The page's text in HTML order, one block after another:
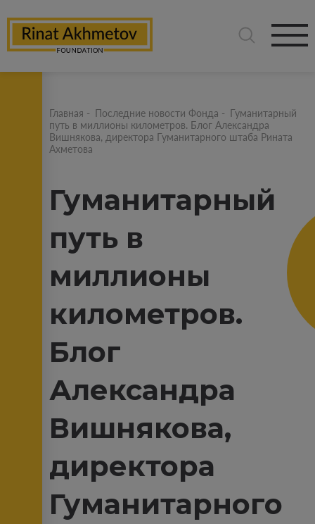
Главная - Последние новости Фонда - Гуманитарный
путь в миллионы километров. Блог Александра
Вишнякова, директора Гуманитарного штаба Рината
Ахметова
Гуманитарный
путь в
миллионы
километров.
Блог
Александра
Вишнякова,
директора
Гуманитарного